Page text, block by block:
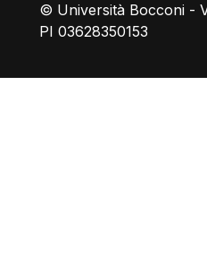
© Università Bocconi -
PI 03628350153